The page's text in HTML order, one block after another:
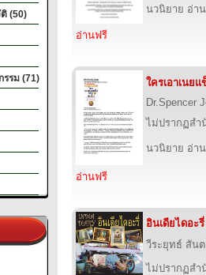
(50)
รรม (71)
นวนิยาย อ่า
อ่านฟรี
ใครเอาเนย
Dr.Spencer
ไม่ปรากฏส
นวนิยาย อ่า
อ่านฟรี
อินเดียไดอะรี่
วีระยุทธ์ สัน
ไม่ปรากฏส